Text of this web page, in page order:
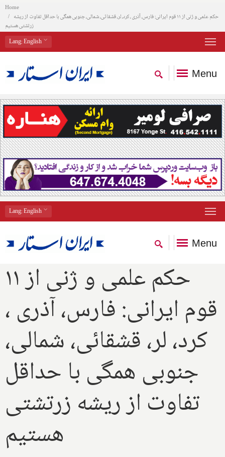
Home
حکم علمی و ژنی از ۱۱ قوم ایرانی: فارس، آذری ، کرد، لر، قشقائی، شمالی، جنوبی همگی با حداقل تفاوت از ریشه
زرتشتی هستیم
Lang: English
Menu
Lang: English
Menu
حکم علمی و ژنی از ۱۱
قوم ایرانی: فارس، آذری ،
کرد، لر، قشقائی، شمالی،
جنوبی همگی با حداقل
تفاوت از ریشه زرتشتی
هستیم